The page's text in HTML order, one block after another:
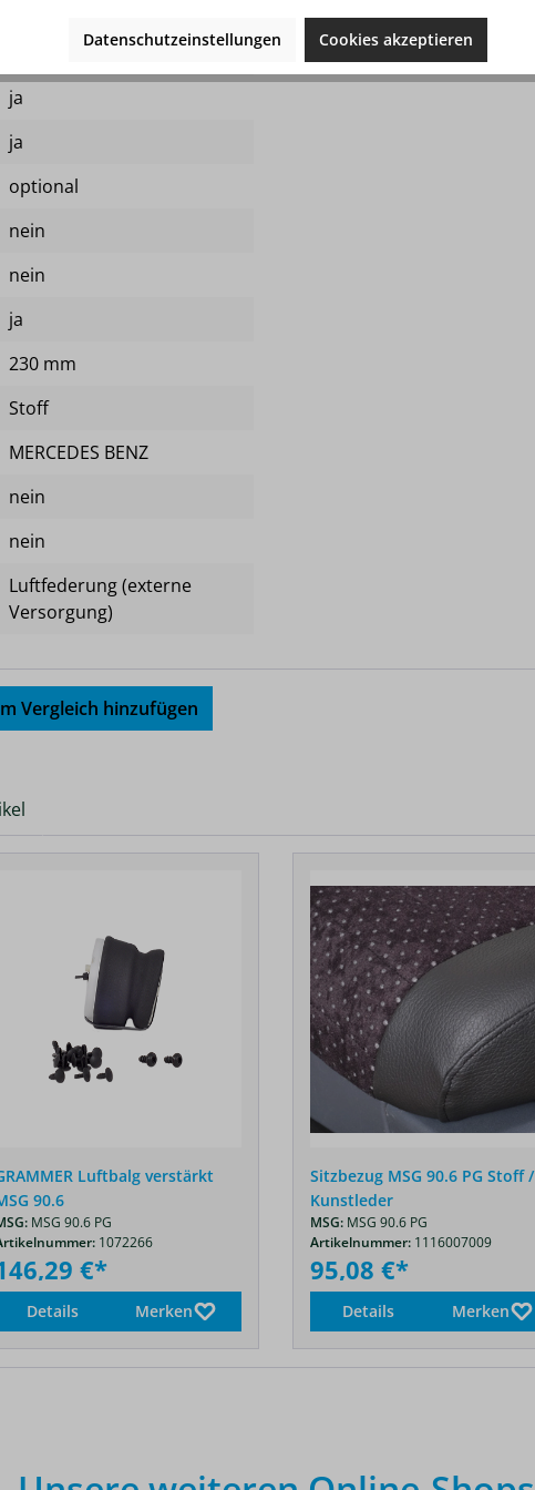
integrierter 3-Punkt-Gurt
ja
ja
optional
nein
nein
ja
230 mm
Stoff
MERCEDES BENZ
nein
nein
Luftfederung (externe
Versorgung)
Vergleich hinzufügen
Luftbalg verstärkt
90.6
MSG 90.6 PG
1072266
€*
Details Merken
Sitzbezug MSG 90.6 PG Stoff /
Kunstleder
MSG: MSG 90.6 PG
Artikelnummer: 1116007009
95,08 €*
Details Merken
Datenschutzeinstellungen Cookies akzeptieren